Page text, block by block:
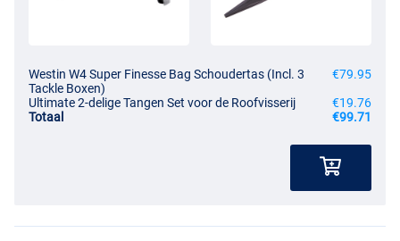
Westin W4 Super Finesse Bag Schoudertas (Incl. 3
Tackle Boxen)
€79.95
Ultimate 2-delige Tangen Set voor de Roofvisserij
€19.76
Totaal
€99.71